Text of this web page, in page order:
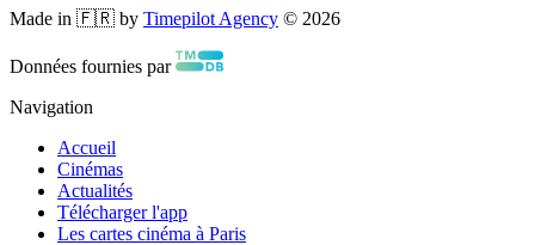
Made in 🇫🇷 by Timepilot Agency © 2026
Données fournies par
Navigation
Accueil
Cinémas
Actualités
Télécharger l'app
Les cartes cinéma à Paris